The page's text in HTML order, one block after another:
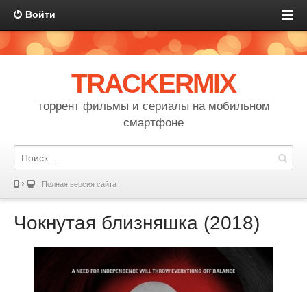
Войти
TRACKERMIX
торрент фильмы и сериалы на мобильном
смартфоне
Полная версия сайта
Чокнутая близняшка (2018)